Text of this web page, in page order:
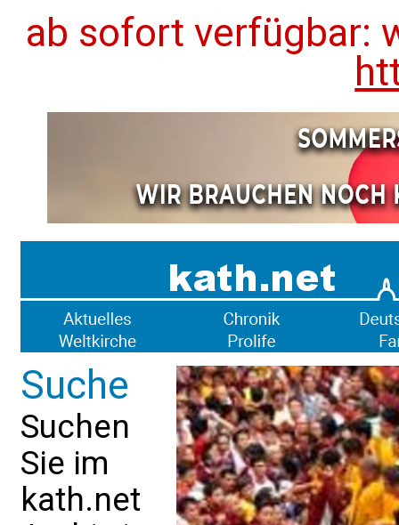
ab sofort verfügbar:
Suche
Suchen
Sie im
kath.net